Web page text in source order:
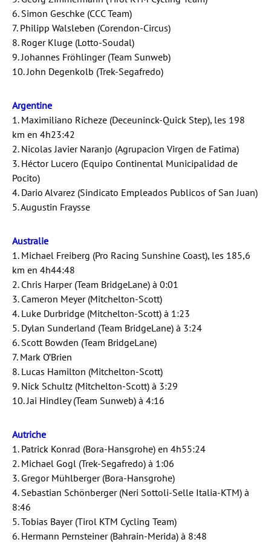
6. Simon Geschke (CCC Team)
7. Philipp Walsleben (Corendon-Circus)
8. Roger Kluge (Lotto-Soudal)
9. Johannes Fröhlinger (Team Sunweb)
10. John Degenkolb (Trek-Segafredo)
Argentine
1. Maximiliano Richeze (Deceuninck-Quick Step), les 198
km en 4h23:42
2. Nicolas Javier Naranjo (Agrupacion Virgen de Fatima)
3. Héctor Lucero (Equipo Continental Municipalidad de
Pocito)
4. Dario Alvarez (Sindicato Empleados Publicos of San Juan)
5. Augustin Fraysse
Australie
1. Michael Freiberg (Pro Racing Sunshine Coast), les 185,6
km en 4h44:48
2. Chris Harper (Team BridgeLane) à 0:01
3. Cameron Meyer (Mitchelton-Scott)
4. Luke Durbridge (Mitchelton-Scott) à 1:23
5. Dylan Sunderland (Team BridgeLane) à 3:24
6. Scott Bowden (Team BridgeLane)
7. Mark O’Brien
8. Lucas Hamilton (Mitchelton-Scott)
9. Nick Schultz (Mitchelton-Scott) à 3:29
10. Jai Hindley (Team Sunweb) à 4:16
Autriche
1. Patrick Konrad (Bora-Hansgrohe) en 4h55:24
2. Michael Gogl (Trek-Segafredo) à 1:06
3. Gregor Mühlberger (Bora-Hansgrohe)
4. Sebastian Schönberger (Neri Sottoli-Selle Italia-KTM) à
8:46
5. Tobias Bayer (Tirol KTM Cycling Team)
6. Hermann Pernsteiner (Bahrain-Merida) à 8:48